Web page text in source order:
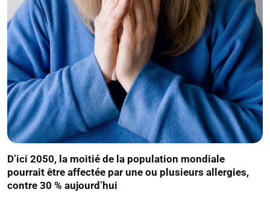
D’ici 2050, la moitié de la population mondiale
pourrait être affectée par une ou plusieurs allergies,
contre 30 % aujourd’hui